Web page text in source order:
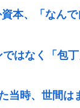
本、「なん
はなく「包
当時、世間は